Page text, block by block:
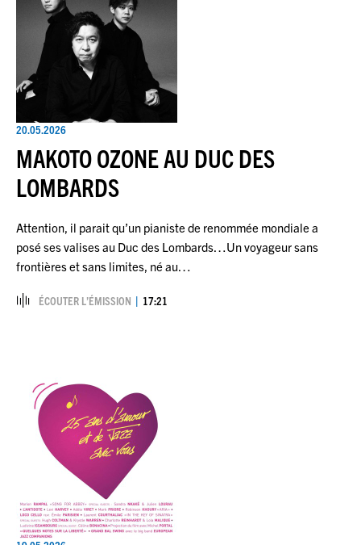
20.05.2026
MAKOTO OZONE AU DUC DES
LOMBARDS
Attention, il parait qu’un pianiste de renommée mondiale a
posé ses valises au Duc des Lombards…Un voyageur sans
frontières et sans limites, né au…
ÉCOUTER L’ÉMISSION 17:21